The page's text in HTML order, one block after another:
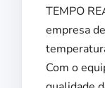
TEMPO
empresa
Com o